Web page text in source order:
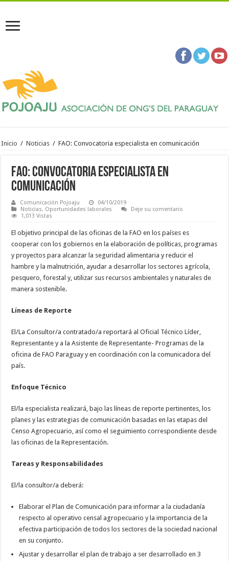
Inicio / Noticias / FAO: Convocatoria especialista en comunicación
FAO: Convocatoria especialista en
comunicación
Comunicación Pojoaju
04/10/2019
Noticias, Oportunidades laborales
Deje su comentario
1,013 Vistas
El objetivo principal de las oficinas de la FAO en los países es
cooperar con los gobiernos en la elaboración de políticas, programas
y proyectos para alcanzar la seguridad alimentaria y reducir el
hambre y la malnutrición, ayudar a desarrollar los sectores agrícola,
pesquero, forestal y, utilizar sus recursos ambientales y naturales de
manera sostenible.
Líneas de Reporte
El/La Consultor/a contratado/a reportará al Oficial Técnico Líder,
Representante y a la Asistente de Representante- Programas de la
oficina de FAO Paraguay y en coordinación con la comunicadora del
país.
Enfoque Técnico
El/la especialista realizará, bajo las líneas de reporte pertinentes, los
planes y las estrategias de comunicación basadas en las etapas del
Censo Agropecuario, así como el seguimiento correspondiente desde
las oficinas de la Representación.
Tareas y Responsabilidades
El/la consultor/a deberá:
Elaborar el Plan de Comunicación para informar a la ciudadanía
respecto al operativo censal agropecuario y la importancia de la
efectiva participación de todos los sectores de la sociedad nacional
en su conjunto.
Ajustar y desarrollar el plan de trabajo a ser desarrollado en 3